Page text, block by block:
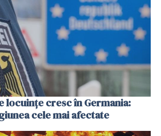
locuințe cresc în Germania:
cele mai afectate